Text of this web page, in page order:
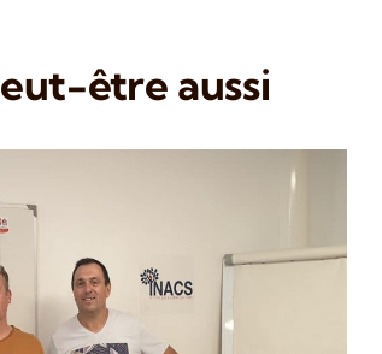
être aussi